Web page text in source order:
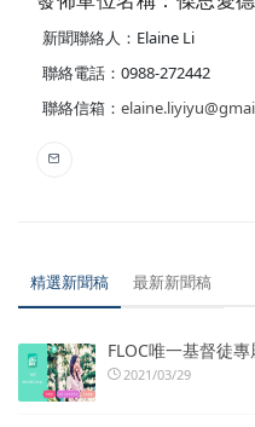
新聞聯絡人：Elaine Li
聯絡電話：0988-272442
聯絡信箱：
精選新聞稿 最新新聞稿
FLOC唯一基督徒
2021/03/29